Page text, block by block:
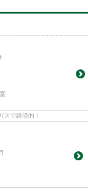
で経済的！